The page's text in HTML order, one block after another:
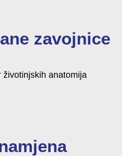
zavojnice
anatomija